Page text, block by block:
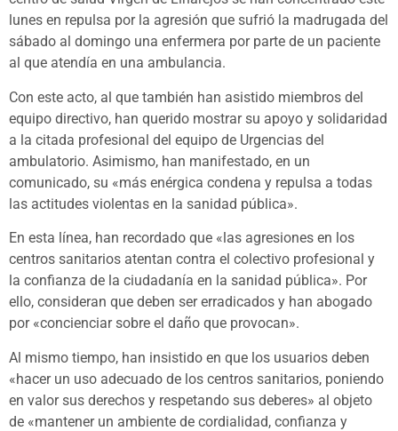
lunes en repulsa por la agresión que sufrió la madrugada del
sábado al domingo una enfermera por parte de un paciente
al que atendía en una ambulancia.
Con este acto, al que también han asistido miembros del
equipo directivo, han querido mostrar su apoyo y solidaridad
a la citada profesional del equipo de Urgencias del
ambulatorio. Asimismo, han manifestado, en un
comunicado, su «más enérgica condena y repulsa a todas
las actitudes violentas en la sanidad pública».
En esta línea, han recordado que «las agresiones en los
centros sanitarios atentan contra el colectivo profesional y
la confianza de la ciudadanía en la sanidad pública». Por
ello, consideran que deben ser erradicados y han abogado
por «concienciar sobre el daño que provocan».
Al mismo tiempo, han insistido en que los usuarios deben
«hacer un uso adecuado de los centros sanitarios, poniendo
en valor sus derechos y respetando sus deberes» al objeto
de «mantener un ambiente de cordialidad, confianza y